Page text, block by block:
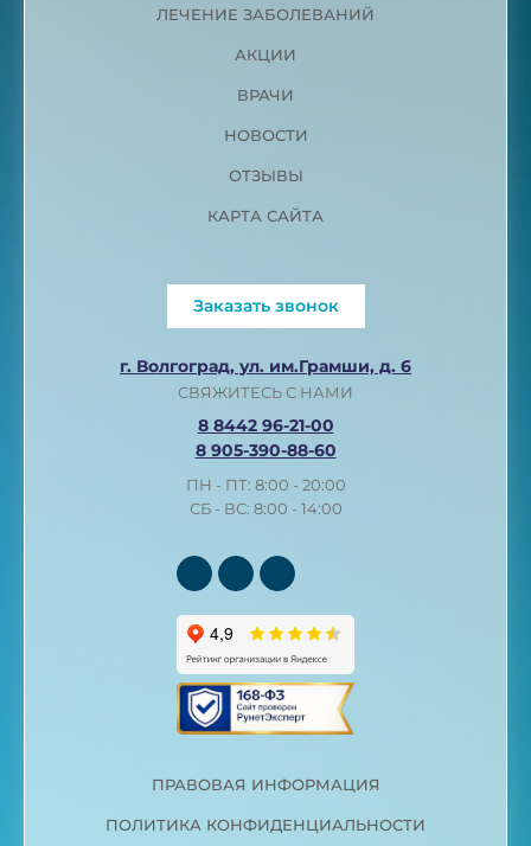
ЛЕЧЕНИЕ ЗАБОЛЕВАНИЙ
АКЦИИ
ВРАЧИ
НОВОСТИ
ОТЗЫВЫ
КАРТА САЙТА
ПРАВОВАЯ ИНФОРМАЦИЯ
ПОЛИТИКА КОНФИДЕНЦИАЛЬНОСТИ
Заказать звонок
г. Волгоград, ул. им.Грамши, д. 6
СВЯЖИТЕСЬ С НАМИ
8 8442 96-21-00
8 905-390-88-60
ПН - ПТ: 8:00 - 20:00
СБ - ВС: 8:00 - 14:00